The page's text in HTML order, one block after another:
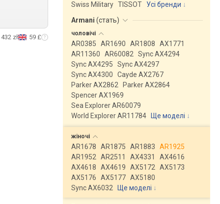
432 zł 59 £
Swiss Military TISSOT
Усі бренди
Armani (стать)
чоловічі
AR0385 AR1690 AR1808
AX1771
AR11360
AR60082
Sync AX4294
Sync AX4295
Sync AX4297
Sync AX4300
Cayde AX2767
Parker AX2862
Parker AX2864
Spencer AX1969
Sea Explorer AR60079
World Explorer AR11784
Ще моделі ↓
жіночі
AR1678 AR1875 AR1883
AR1925
AR1952
AR2511 AX4331
AX4616
AX4618
AX4619 AX5172
AX5173
AX5176
AX5177 AX5180
Sync AX6032
Ще моделі ↓